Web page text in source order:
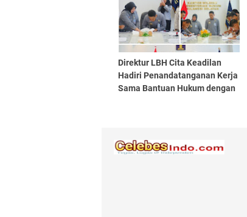
dan Kanwil Kemenkum Sulsel
Direktur LBH Cita Keadilan
Hadiri Penandatanganan Kerja
Sama Bantuan Hukum dengan